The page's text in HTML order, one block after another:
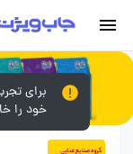
خود را